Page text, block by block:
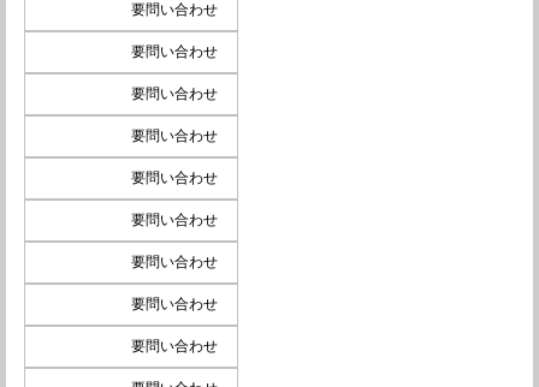
要問い合わせ
要問い合わせ
要問い合わせ
要問い合わせ
要問い合わせ
要問い合わせ
要問い合わせ
要問い合わせ
要問い合わせ